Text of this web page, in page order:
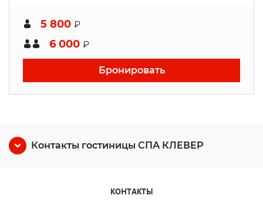
5 800 ₽
6 000 ₽
Бронировать
Контакты гостиницы СПА КЛЕВЕР
КОНТАКТЫ